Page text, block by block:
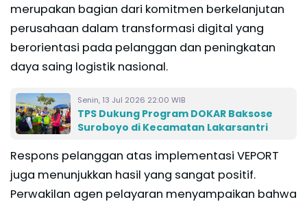
merupakan bagian dari komitmen berkelanjutan
perusahaan dalam transformasi digital yang
berorientasi pada pelanggan dan peningkatan
daya saing logistik nasional.
Senin, 13 Jul 2026 22:00 WIB
TPS Dukung Program DOKAR Baksose
Suroboyo di Kecamatan Lakarsantri
Respons pelanggan atas implementasi VEPORT
juga menunjukkan hasil yang sangat positif.
Perwakilan agen pelayaran menyampaikan bahwa